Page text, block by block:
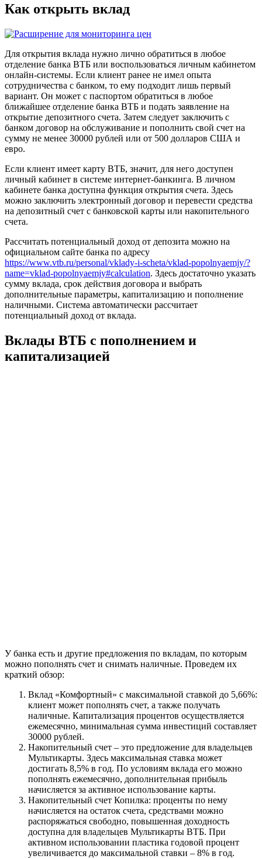
Как открыть вклад
Для открытия вклада нужно лично обратиться в любое
отделение банка ВТБ или воспользоваться личным кабинетом
онлайн-системы. Если клиент ранее не имел опыта
сотрудничества с банком, то ему подходит лишь первый
вариант. Он может с паспортом обратиться в любое
ближайшее отделение банка ВТБ и подать заявление на
открытие депозитного счета. Затем следует заключить с
банком договор на обслуживание и пополнить свой счет на
сумму не менее 30000 рублей или от 500 долларов США и
евро.
Если клиент имеет карту ВТБ, значит, для него доступен
личный кабинет в системе интернет-банкинга. В личном
кабинете банка доступна функция открытия счета. Здесь
можно заключить электронный договор и перевести средства
на депозитный счет с банковской карты или накопительного
счета.
Рассчитать потенциальный доход от депозита можно на
официальном сайте банка по адресу
https://www.vtb.ru/personal/vklady-i-scheta/vklad-popolnyaemjy/?
name=vklad-popolnyaemjy#calculation. Здесь достаточно указать
сумму вклада, срок действия договора и выбрать
дополнительные параметры, капитализацию и пополнение
наличными. Система автоматически рассчитает
потенциальный доход от вклада.
Вклады ВТБ с пополнением и
капитализацией
У банка есть и другие предложения по вкладам, по которым
можно пополнять счет и снимать наличные. Проведем их
краткий обзор:
Вклад «Комфортный» с максимальной ставкой до 5,66%:
клиент может пополнять счет, а также получать
наличные. Капитализация процентов осуществляется
ежемесячно, минимальная сумма инвестиций составляет
30000 рублей.
Накопительный счет – это предложение для владельцев
Мультикарты. Здесь максимальная ставка может
достигать 8,5% в год. По условиям вклада его можно
пополнять ежемесячно, дополнительная прибыль
начисляется за активное использование карты.
Накопительный счет Копилка: проценты по нему
начисляется на остаток счета, средствами можно
распоряжаться свободно, повышенная доходность
доступна для владельцев Мультикарты ВТБ. При
активном использовании пластика годовой процент
увеличивается до максимальной ставки – 8% в год.